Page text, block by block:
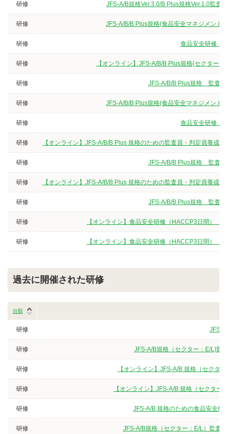
研修 JFS-A/B規格Ver.3.0/B Plus規格Ver.1.0監
研修 JFS-A/B/B Plus規格(食品安全マネジメント
研修 食品安全研修（
研修 【オンライン】JFS-A/B/B Plus規格(セクタ
研修 JFS-A/B/B Plus規格 監査員
研修 JFS-A/B/B Plus規格(食品安全マネジメント
研修 食品安全研修（
研修 【オンライン】JFS-A/B/B Plus 規格のための監査員・判定員養
研修 JFS-A/B/B Plus規格 監査員
研修 【オンライン】JFS-A/B/B Plus 規格のための監査員・判定員養
研修 JFS-A/B/B Plus規格 監査員
研修 【オンライン】食品安全研修（HACCP3日間）
研修 【オンライン】食品安全研修（HACCP3日間）
過去に開催された研修
分類
研修 JFS-
研修 JFS-A/B規格（セクター：E/L)
研修 【オンライン】JFS-A/B 規格（セクタ
研修 【オンライン】JFS-A/B 規格（セクタ
研修 JFS-A/B 規格のための食品安全
研修 JFS-A/B規格（セクター：E/L）監査